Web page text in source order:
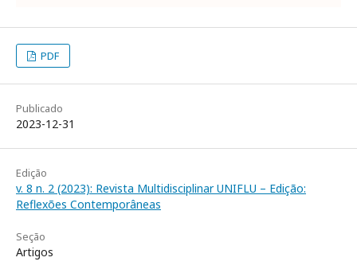
PDF
Publicado
2023-12-31
Edição
v. 8 n. 2 (2023): Revista Multidisciplinar UNIFLU – Edição:
Reflexões Contemporâneas
Seção
Artigos